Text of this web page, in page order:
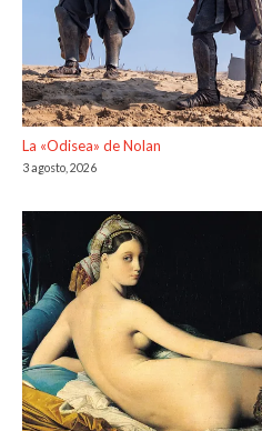
La «Odisea» de Nolan
3 agosto, 2026